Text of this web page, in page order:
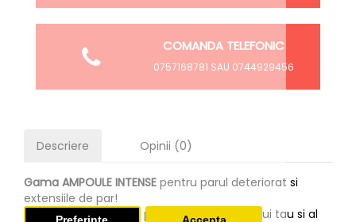
COMANDA TELEFONIC
0757168781 SAU 0744929456
Descriere Opinii (0)
Gama AMPOULE INTENSE pentru parul deteriorat si
extensiile de par!
Produse profesionale pentru îngrijirea părului tau si al